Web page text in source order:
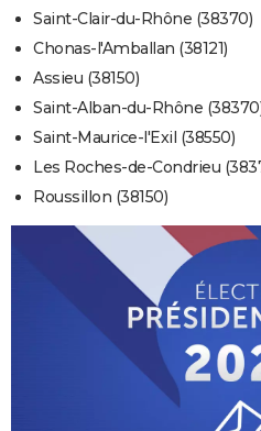
Saint-Clair-du-Rhône (38370)
Chonas-l'Amballan (38121)
Assieu (38150)
Saint-Alban-du-Rhône
Saint-Maurice-l'Exil (38550)
Les Roches-de-Condrieu
Roussillon (38150)